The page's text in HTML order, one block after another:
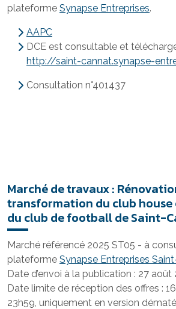
plateforme Synapse Entreprises.
AAPC
DCE est consultable et
http://saint-cannat.synapse-
Consultation n°401437
Marché de travaux :
transformation du club
du club de football de Saint-
Marché référencé 2025 ST05 - à
plateforme Synapse Entreprises
Date d’envoi à la publication : 27 août
Date limite de réception des offres :
23h59, uniquement en version